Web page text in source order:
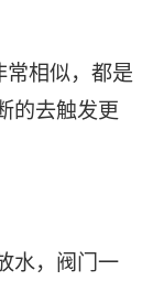
相似，都是
的去触发更
水，阀门一